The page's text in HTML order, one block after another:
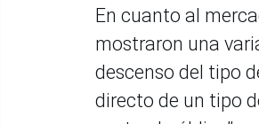
En cuanto al
mostraron una
descenso del tipo
directo de un tipo